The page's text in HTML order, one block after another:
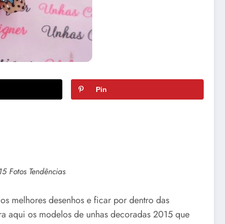
Pin
Fotos Tendências
melhores desenhos e ficar por dentro das
aqui os modelos de unhas decoradas 2015 que